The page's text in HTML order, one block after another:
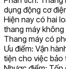
dụng động cơ
Hiện nay có hai
thang máy không
Thang máy có
Ưu điểm: Vận
tiện cho việc bảo